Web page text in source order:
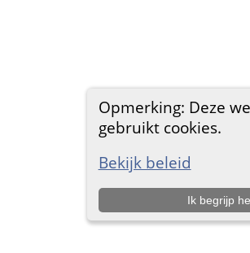
Opmerking: Deze
gebruikt cookies.
Bekijk beleid
Ik begrijp